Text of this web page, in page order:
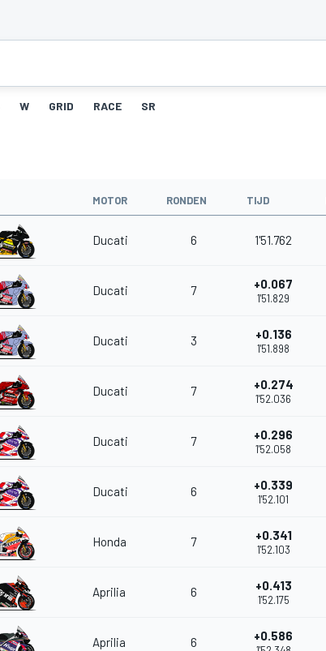
W GRID RACE SR
MOTOR RONDEN TIJD
Ducati 6 1'51.762
Ducati 7 +0.067
1'51.829
Ducati 3 +0.136
1'51.898
Ducati 7 +0.274
1'52.036
Ducati 7 +0.296
1'52.058
Ducati 6 +0.339
1'52.101
Honda 7 +0.341
1'52.103
Aprilia 6 +0.413
1'52.175
Aprilia 6 +0.586